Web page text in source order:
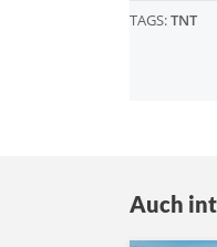
TAGS:TNT
Auch